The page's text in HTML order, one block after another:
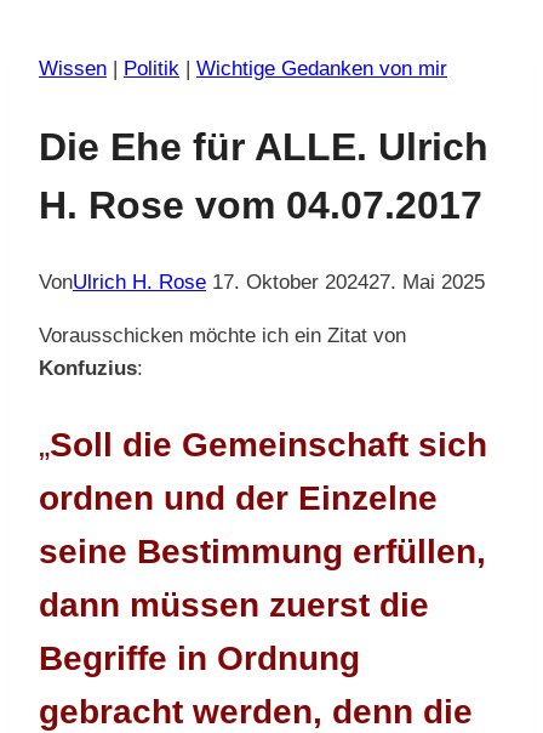
Wissen Politik Wichtige Gedanken von mir
Die Ehe für ALLE. Ulrich
H. Rose vom 04.07.2017
VonUlrich H. Rose 17. Oktober 202427. Mai 2025
Vorausschicken möchte ich ein Zitat von
Konfuzius:
„Soll die Gemeinschaft sich
ordnen und der Einzelne
seine Bestimmung erfüllen,
dann müssen zuerst die
Begriffe in Ordnung
gebracht werden, denn die